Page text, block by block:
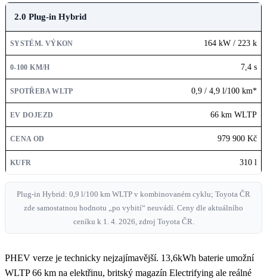
2.0 Plug-in Hybrid
164 kW / 223 k
7,4 s
0,9 / 4,9 l/100 km*
66 km WLTP
979 900 Kč
310 l
Plug-in Hybrid: 0,9 l/100 km WLTP v kombinovaném cyklu; Toyota ČR
zde samostatnou hodnotu „po vybití“ neuvádí. Ceny dle aktuálního
ceníku k 1. 4. 2026, zdroj Toyota ČR.
PHEV verze je technicky nejzajímavější. 13,6kWh baterie umožní
WLTP 66 km na elektřinu, britský magazín Electrifying ale reálné